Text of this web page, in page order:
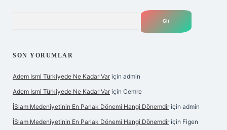
SON YORUMLAR
Adem Ismi Türkiyede Ne Kadar Var için admin
Adem Ismi Türkiyede Ne Kadar Var için Cemre
İSlam Medeniyetinin En Parlak Dönemi Hangi Dönemdir için admin
İSlam Medeniyetinin En Parlak Dönemi Hangi Dönemdir için Figen